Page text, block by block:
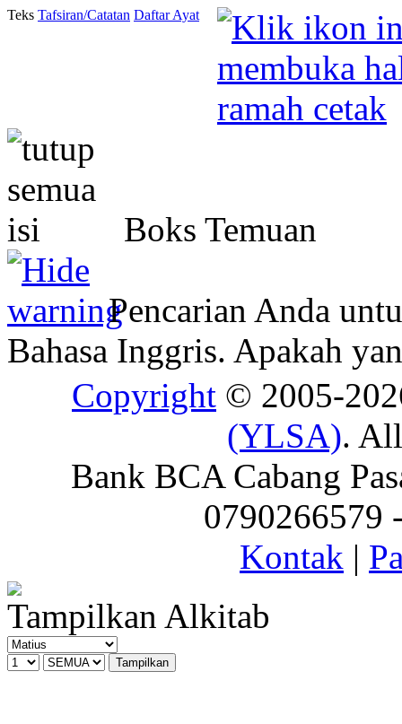
Teks Tafsiran/Catatan Daftar Ayat
Boks Temuan
Pencarian Anda
Bahasa Inggris. Apakah
Copyright © 2005-
(YLSA).
Bank BCA Cabang
0790266579
Kontak |
Tampilkan Alkitab